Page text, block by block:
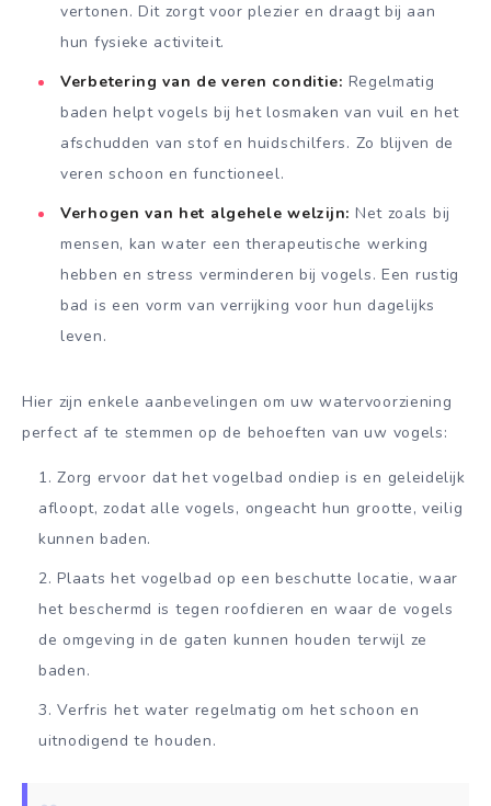
vertonen. Dit zorgt voor plezier en draagt bij aan
hun fysieke activiteit.
Verbetering van de veren conditie: Regelmatig
baden helpt vogels bij het losmaken van vuil en het
afschudden van stof en huidschilfers. Zo blijven de
veren schoon en functioneel.
Verhogen van het algehele welzijn: Net zoals bij
mensen, kan water een therapeutische werking
hebben en stress verminderen bij vogels. Een rustig
bad is een vorm van verrijking voor hun dagelijks
leven.
Hier zijn enkele aanbevelingen om uw watervoorziening
perfect af te stemmen op de behoeften van uw vogels:
Zorg ervoor dat het vogelbad ondiep is en geleidelijk
afloopt, zodat alle vogels, ongeacht hun grootte, veilig
kunnen baden.
Plaats het vogelbad op een beschutte locatie, waar
het beschermd is tegen roofdieren en waar de vogels
de omgeving in de gaten kunnen houden terwijl ze
baden.
Verfris het water regelmatig om het schoon en
uitnodigend te houden.